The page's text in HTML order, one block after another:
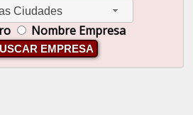
Ciudades
Nombre Empresa
EMPRESA